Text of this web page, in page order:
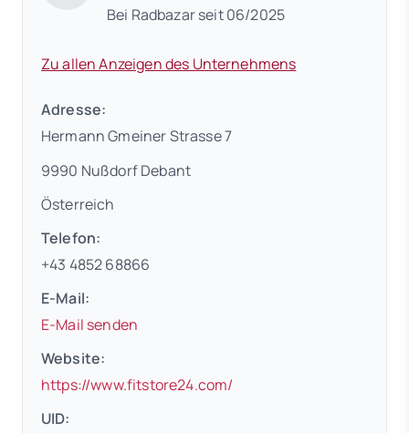
Bei Radbazar seit 06/2025
Zu allen Anzeigen des Unternehmens
Adresse:
Hermann Gmeiner Strasse 7
9990 Nußdorf Debant
Österreich
Telefon:
+43 4852 68866
E-Mail:
E-Mail senden
Website:
https://www.fitstore24.com/
UID: